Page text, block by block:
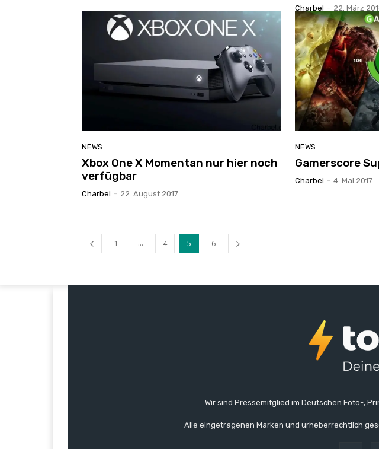
Charbel - 22. März
NEWS
Xbox One X Momentan nur hier noch
verfügbar
Charbel - 22. August 2017
NEWS
Gamerscore
Charbel - 4. Mai 2017
1 ... 4 5 6
Wir sind Pressemitglied im Deutschen Foto-,
Alle eingetragenen Marken und urheberrechtlich